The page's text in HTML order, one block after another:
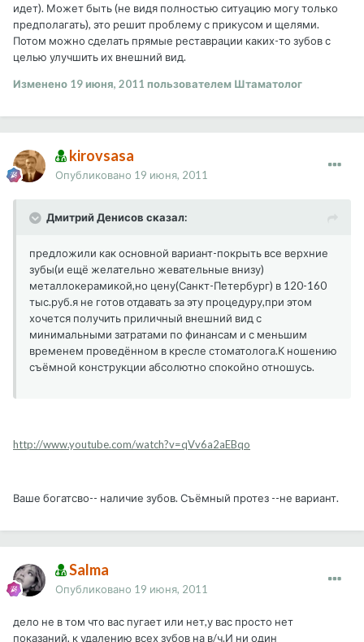
идет). Может быть (не видя полностью ситуацию могу только
предполагать), это решит проблему с прикусом и щелями.
Потом можно сделать прямые реставрации каких-то зубов с
целью улучшить их внешний вид.
Изменено 19 июня, 2011 пользователем Штаматолог
kirovsasa
Опубликовано 19 июня, 2011
Дмитрий Денисов сказал:
предложили как основной вариант-покрыть все верхние
зубы(и ещё желательно жевательные внизу)
металлокерамикой,но цену(Санкт-Петербург) в 120-160
тыс.руб.я не готов отдавать за эту процедуру,при этом
хочется получить приличный внешний вид с
минимальными затратами по финансам и с меньшим
временем проведённом в кресле стоматолога.К ношению
съёмной конструкции абсолютно спокойно отношусь.
http://www.youtube.com/watch?v=qVv6a2aEBqo
Ваше богатсво-- наличие зубов. Съёмный протез --не вариант.
Salma
Опубликовано 19 июня, 2011
дело не в том что вас пугает или нет,у вас просто нет
показаний, к удалению всех зубов на в/ч.И ни один